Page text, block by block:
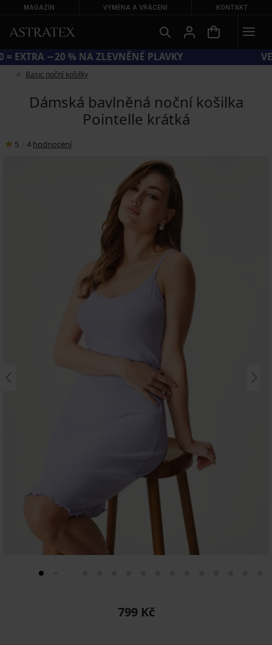
MAGAZÍN VÝMĚNA A VRÁCENÍ KONTAKT
KÓD SUN20 = EXTRA −20 % NA ZLEVNĚNÉ PLAVKY
Basic noční košilky
Dámská bavlněná noční košilka
Pointelle krátká
5 4 hodnocení
799 Kč